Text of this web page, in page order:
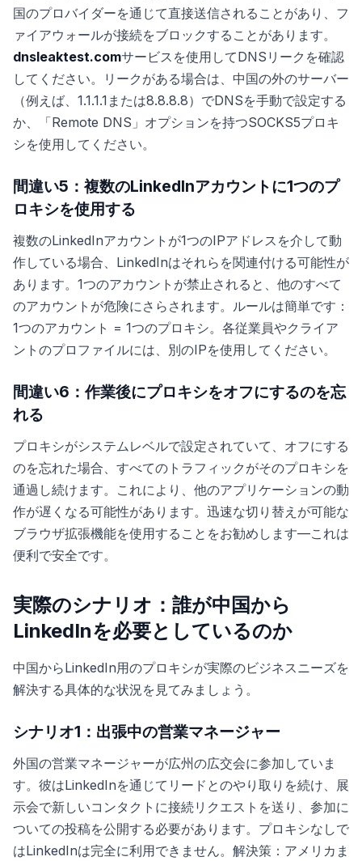
国のプロバイダーを通じて直接送信されることがあり、フ
ァイアウォールが接続をブロックすることがあります。
dnsleaktest.comサービスを使用してDNSリークを確認
してください。リークがある場合は、中国の外のサーバー
（例えば、1.1.1.1または8.8.8.8）でDNSを手動で設定する
か、「Remote DNS」オプションを持つSOCKS5プロキ
シを使用してください。
間違い5：複数のLinkedInアカウントに1つのプ
ロキシを使用する
複数のLinkedInアカウントが1つのIPアドレスを介して動
作している場合、LinkedInはそれらを関連付ける可能性が
あります。1つのアカウントが禁止されると、他のすべて
のアカウントが危険にさらされます。ルールは簡単です：
1つのアカウント = 1つのプロキシ。各従業員やクライア
ントのプロファイルには、別のIPを使用してください。
間違い6：作業後にプロキシをオフにするのを忘
れる
プロキシがシステムレベルで設定されていて、オフにする
のを忘れた場合、すべてのトラフィックがそのプロキシを
通過し続けます。これにより、他のアプリケーションの動
作が遅くなる可能性があります。迅速な切り替えが可能な
ブラウザ拡張機能を使用することをお勧めします—これは
便利で安全です。
実際のシナリオ：誰が中国から
LinkedInを必要としているのか
中国からLinkedIn用のプロキシが実際のビジネスニーズを
解決する具体的な状況を見てみましょう。
シナリオ1：出張中の営業マネージャー
外国の営業マネージャーが広州の広交会に参加していま
す。彼はLinkedInを通じてリードとのやり取りを続け、展
示会で新しいコンタクトに接続リクエストを送り、参加に
ついての投稿を公開する必要があります。プロキシなしで
はLinkedInは完全に利用できません。解決策：アメリカま